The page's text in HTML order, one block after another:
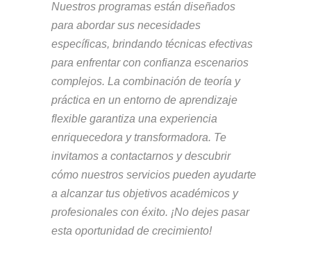
Nuestros programas están diseñados
para abordar sus necesidades
específicas, brindando técnicas efectivas
para enfrentar con confianza escenarios
complejos. La combinación de teoría y
práctica en un entorno de aprendizaje
flexible garantiza una experiencia
enriquecedora y transformadora. Te
invitamos a contactarnos y descubrir
cómo nuestros servicios pueden ayudarte
a alcanzar tus objetivos académicos y
profesionales con éxito. ¡No dejes pasar
esta oportunidad de crecimiento!